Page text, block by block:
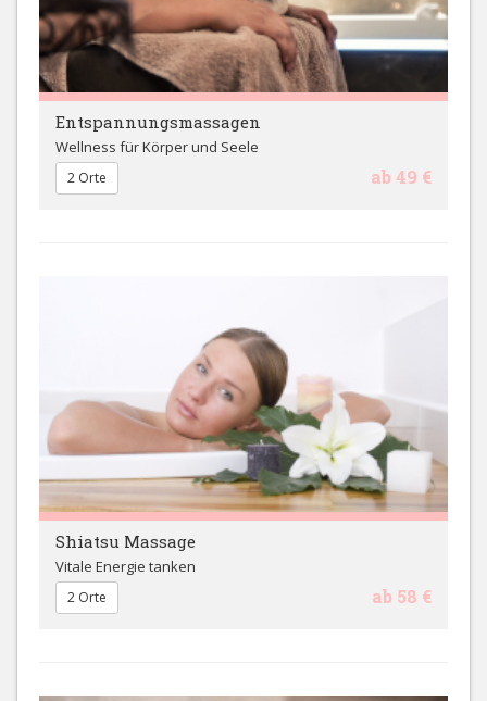
Entspannungsmassagen
Wellness für Körper und Seele
ab 49 €
2 Orte
Shiatsu Massage
Vitale Energie tanken
ab 58 €
2 Orte